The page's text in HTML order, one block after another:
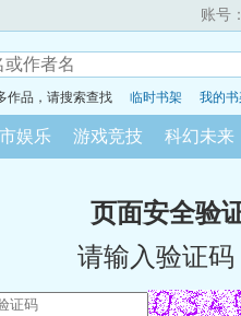
账号：
作品，请搜索查找 临时书架 我的
娱乐 游戏竞技 科幻未来
页面安全验
请输入验证码